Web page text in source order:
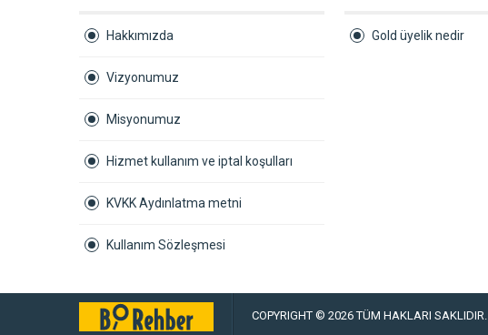
Hakkımızda
Vizyonumuz
Misyonumuz
Hizmet kullanım ve iptal koşulları
KVKK Aydınlatma metni
Kullanım Sözleşmesi
Gold üyelik nedir
COPYRIGHT © 2026 TÜM HAKLARI SAKLIDIR.